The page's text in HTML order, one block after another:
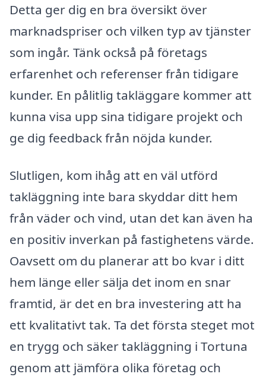
Detta ger dig en bra översikt över
marknadspriser och vilken typ av tjänster
som ingår. Tänk också på företags
erfarenhet och referenser från tidigare
kunder. En pålitlig takläggare kommer att
kunna visa upp sina tidigare projekt och
ge dig feedback från nöjda kunder.
Slutligen, kom ihåg att en väl utförd
takläggning inte bara skyddar ditt hem
från väder och vind, utan det kan även ha
en positiv inverkan på fastighetens värde.
Oavsett om du planerar att bo kvar i ditt
hem länge eller sälja det inom en snar
framtid, är det en bra investering att ha
ett kvalitativt tak. Ta det första steget mot
en trygg och säker takläggning i Tortuna
genom att jämföra olika företag och